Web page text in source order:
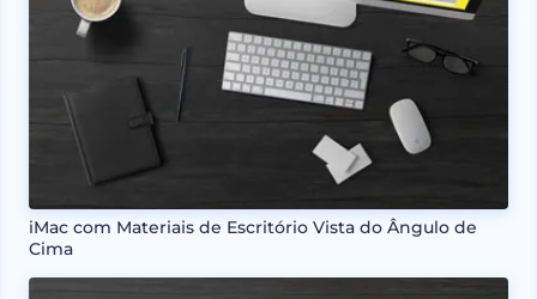
iMac com Materiais de Escritório Vista do Ângulo de
Cima